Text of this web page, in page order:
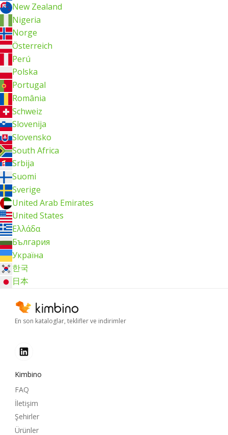
New Zealand
Nigeria
Norge
Österreich
Perú
Polska
Portugal
România
Schweiz
Slovenija
Slovensko
South Africa
Srbija
Suomi
Sverige
United Arab Emirates
United States
Ελλάδα
България
Україна
한국
日本
En son kataloglar, teklifler ve indirimler
Kimbino
FAQ
İletişim
Şehirler
Ürünler